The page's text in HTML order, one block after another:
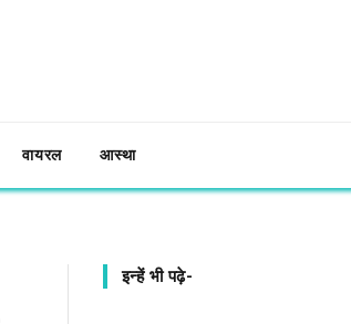
वायरल आस्था
इन्हें भी पढ़े-